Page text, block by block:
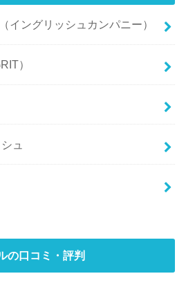
イングリッシュカンパニー）
）
ュ
の口コミ・評判